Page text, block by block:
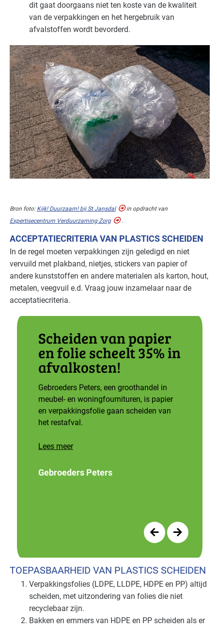
Industrie - hout en meubel Basis
Industrie - papier en karton(waren) Basis
Industrie - rubber en kunststof Gevorderd
Industrie - verf en drukinkt Gevorderd
Landbouw - land- en tuinbouw Basis
Landbouw - veeteelt Basis
Natwasserijen Basis
Recreatie - congreslocaties Basis
Recreatie - overig Basis
Recreatie - restaurants en cafés Basis
Voedingsindustrie - overig Basis
Voedingsindustrie - vlees Gevorderd
Gevorderd
Zorg - eerstelijns Basis
Zorg - kinderdagverblijven
Zorg - overig Basis
dit gaat doorgaans niet ten koste van de kwaliteit
van de verpakkingen en het hergebruik van
afvalstoffen wordt bevorderd.
Bron foto: Kijk! Duurzaam! bij St Jansdal
in opdracht van
Expertisecentrum Verduurzaming Zorg
.
ACCEPTATIECRITERIA VAN PLASTICS SCHEIDEN
In de regel moeten verpakkingen zijn geledigd en niet
vervuild met plakband, nietjes, stickers van papier of
andere kunststoffen en andere materialen als karton, hout,
metalen, veegvuil e.d. Vraag jouw inzamelaar naar de
acceptatiecriteria.
Scheiden van papier
en folie scheelt 35% in
afvalkosten!
Gebroeders Peters, een groothandel in
meubel- en woningfournituren, is papier
en verpakkingsfolie gaan scheiden van
het restafval.
Lees meer
Gebroeders Peters
TOEPASBAARHEID VAN PLASTICS SCHEIDEN
Verpakkingsfolies (LDPE, LLDPE, HDPE en PP) altijd
scheiden, met uitzondering van folies die niet
recyclebaar zijn.
Bakken en emmers van HDPE en PP scheiden als er